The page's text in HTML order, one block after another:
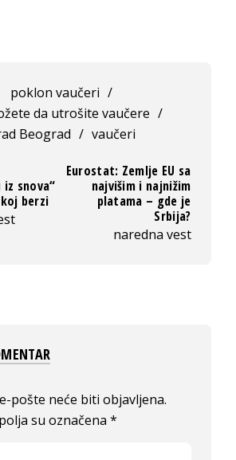
poklon vaučeri /
da utrošite vaučere /
Beograd / vaučeri
iz snova“
berzi
Eurostat: Zemlje EU sa
najvišim i najnižim
platama – gde je
Srbija?
naredna vest
pošte neće biti objavljena.
su označena*